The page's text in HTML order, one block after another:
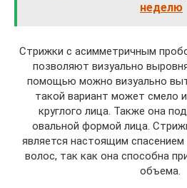
неделю
Стрижки с асимметричным
позволяют визуально
помощью можно визуально
такой вариант может смело
круглого лица. Также она
овальной формой лица.
является настоящим спасением
волос, так как она способна
объема.